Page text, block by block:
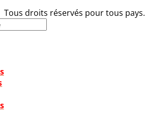
Tous droits réservés pour tous pays.